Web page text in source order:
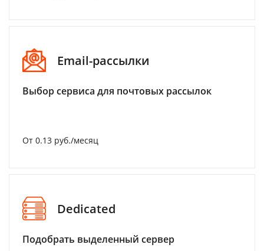
Email-рассылки
Выбор сервиса для почтовых рассылок
От 0.13 руб./месяц
Dedicated
Подобрать выделенный сервер